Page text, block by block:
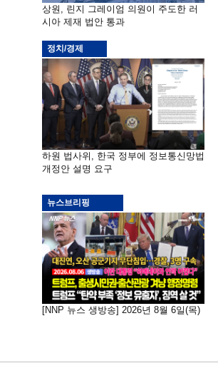
상원, 린지 그레이엄 의원이 주도한 러
시아 제재 법안 통과
정치/경제
하원 법사위, 한국 정부에 정보통신망법
개정안 설명 요구
뉴스브리핑
[NNP 뉴스 생방송] 2026년 8월 6일(목)